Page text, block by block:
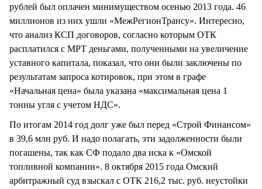
рублей был оплачен минимуществом осенью 2013 года. 46
миллионов из них ушли «МежРегионТрансу». Интересно,
что анализ КСП договоров, согласно которым ОТК
расплатился с МРТ деньгами, полученными на увеличение
уставного капитала, показал, что они были заключены по
результатам запроса котировок, при этом в графе
«Начальная цена» была указана «максимальная цена 1
тонны угля с учетом НДС».
По итогам 2014 год долг уже был перед «Строй Финансом»
в 39,6 млн руб. И надо полагать, эти задолженности были
погашены, так как СФ подало два иска к «Омской
топливной компании». 8 октября 2015 года Омский
арбитражный суд взыскал с ОТК 216,2 тыс. руб. неустойки